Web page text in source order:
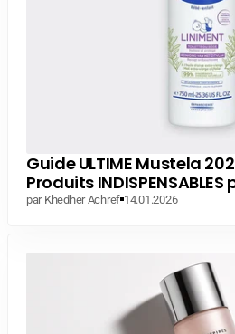
Guide ULTIME Mustela
Produits INDISPENSABLES
par Khedher Achref 14.01.2026